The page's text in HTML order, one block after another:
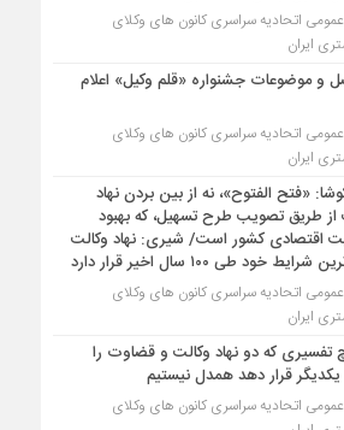
اتحادیه سراسری کانون های وکلای
ایران
و موضوعات جشنواره «قلم وکیل» اعلام
اتحادیه سراسری کانون های وکلای
ایران
«فتح الفتوح»، نه از بین بردن نهاد
از طریق تصویب طرح تسهیل، که بهبود
اقتصادی کشور است/ شیری: نهاد وکالت
خود طی ۱۰۰ سال اخیر قرار دارد
اتحادیه سراسری کانون های وکلای
ایران
تفسیری که دو نهاد وکالت و قضاوت را
یکدیگر قرار دهد همدل نیستیم
اتحادیه سراسری کانون های وکلای